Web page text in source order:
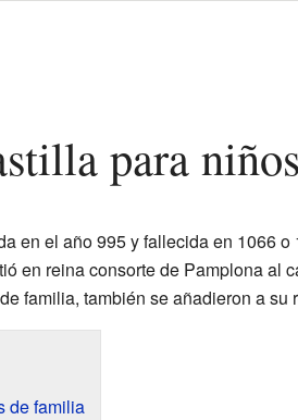
para niños
en el año 995 y fallecida en 1066
en reina consorte de Pamplona al
familia, también se añadieron a
de familia